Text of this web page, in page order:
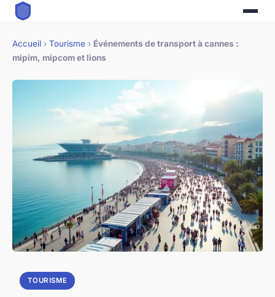
Accueil › Tourisme › Événements de transport à cannes :
mipim, mipcom et lions
TOURISME